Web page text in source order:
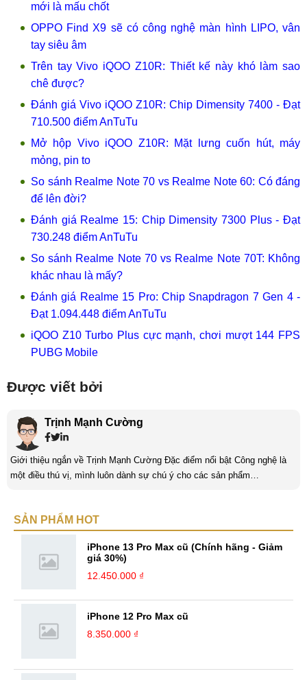
mới là mấu chốt
OPPO Find X9 sẽ có công nghệ màn hình LIPO, vân
tay siêu âm
Trên tay Vivo iQOO Z10R: Thiết kế này khó làm sao
chê được?
Đánh giá Vivo iQOO Z10R: Chip Dimensity 7400 - Đạt
710.500 điểm AnTuTu
Mở hộp Vivo iQOO Z10R: Mặt lưng cuốn hút, máy
mỏng, pin to
So sánh Realme Note 70 vs Realme Note 60: Có đáng
để lên đời?
Đánh giá Realme 15: Chip Dimensity 7300 Plus - Đạt
730.248 điểm AnTuTu
So sánh Realme Note 70 vs Realme Note 70T: Không
khác nhau là mấy?
Đánh giá Realme 15 Pro: Chip Snapdragon 7 Gen 4 -
Đạt 1.094.448 điểm AnTuTu
iQOO Z10 Turbo Plus cực mạnh, chơi mượt 144 FPS
PUBG Mobile
Được viết bởi
Trịnh Mạnh Cường
Giới thiệu ngắn về Trịnh Mạnh Cường Đặc điểm nổi bật Công nghệ là
một điều thú vị, mình luôn dành sự chú ý cho các sản phẩm
hiểu biết mới mẻ và thú vị. Tinh thần tự giác và sự chuyên nghiệp là
SẢN PHẨM HOT
iPhone 13 Pro Max cũ (Chính hãng - Giảm
giá 30%)
12.450.000 ₫
iPhone 12 Pro Max cũ
8.350.000 ₫